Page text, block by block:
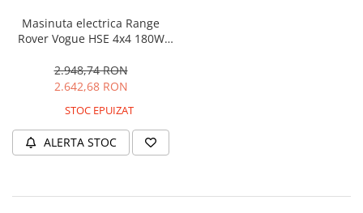
Masinuta electrica Range
Rover Vogue HSE 4x4 180W
2.948,74 RON
2.642,68 RON
STOC EPUIZAT
ALERTA STOC